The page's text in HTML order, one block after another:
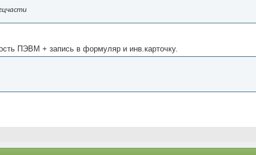
ПЭВМ + запись в формуляр и инв.карточку.